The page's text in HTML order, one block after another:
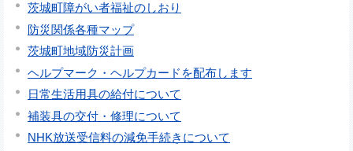
茨城町障がい者福祉のしおり
防災関係各種マップ
茨城町地域防災計画
ヘルプマーク・ヘルプカードを配布します
日常生活用具の給付について
補装具の交付・修理について
NHK放送受信料の減免手続きについて